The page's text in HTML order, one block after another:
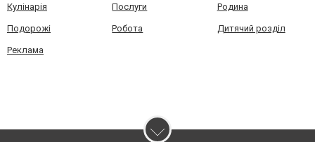
Кулінарія Послуги Родина
Подорожі Робота Дитячий розділ
Реклама